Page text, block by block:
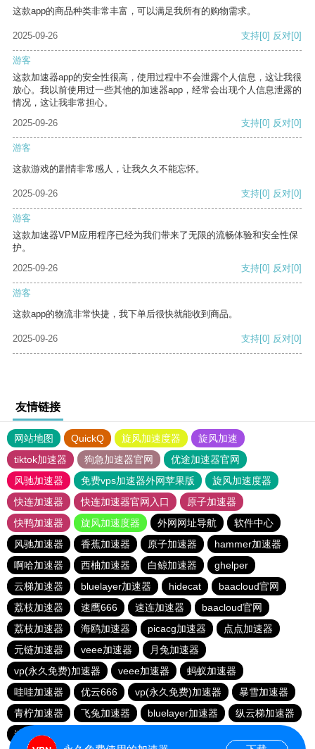
这款app的商品种类非常丰富，可以满足我所有的购物需求。
2025-09-26 支持[0] 反对[0]
游客
这款加速器app的安全性很高，使用过程中不会泄露个人信息，这让我很
放心。我以前使用过一些其他的加速器app，经常会出现个人信息泄露的
情况，这让我非常担心。
2025-09-26
支持[0] 反对[0]
游客
这款游戏的剧情非常感人，让我久久不能忘怀。
2025-09-26 支持[0] 反对[0]
游客
这款加速器VPM应用程序已经为我们带来了无限的流畅体验和安全性保
护。
2025-09-26
支持[0] 反对[0]
游客
这款app的物流非常快捷，我下单后很快就能收到商品。
2025-09-26 支持[0] 反对[0]
友情链接
网站地图 QuickQ 旋风加速度器
旋风加速
tiktok加速器
狗急加速器官网
优途加速器官网
风驰加速器
免费vps加速器外网苹果版
旋风加速度器
快连加速器
快连加速器官网入口
原子加速器
快鸭加速器
旋风加速度器 外网网址导航
软件中心
风驰加速器
香蕉加速器 原子加速器
hammer加速器
啊哈加速器
西柚加速器 白鲸加速器
ghelper
云梯加速器
bluelayer加速器 hidecat
baacloud官网
荔枝加速器
速鹰666 速连加速器
baacloud官网
荔枝加速器
海鸥加速器 picacg加速器
点点加速器
元链加速器
veee加速器
月兔加速器
vp(永久免费)加速器
veee加速器
蚂蚁加速器
哇哇加速器
优云666 vp(永久免费)加速器
暴雪加速器
青柠加速器
飞兔加速器 bluelayer加速器
纵云梯加速器
速连加速器